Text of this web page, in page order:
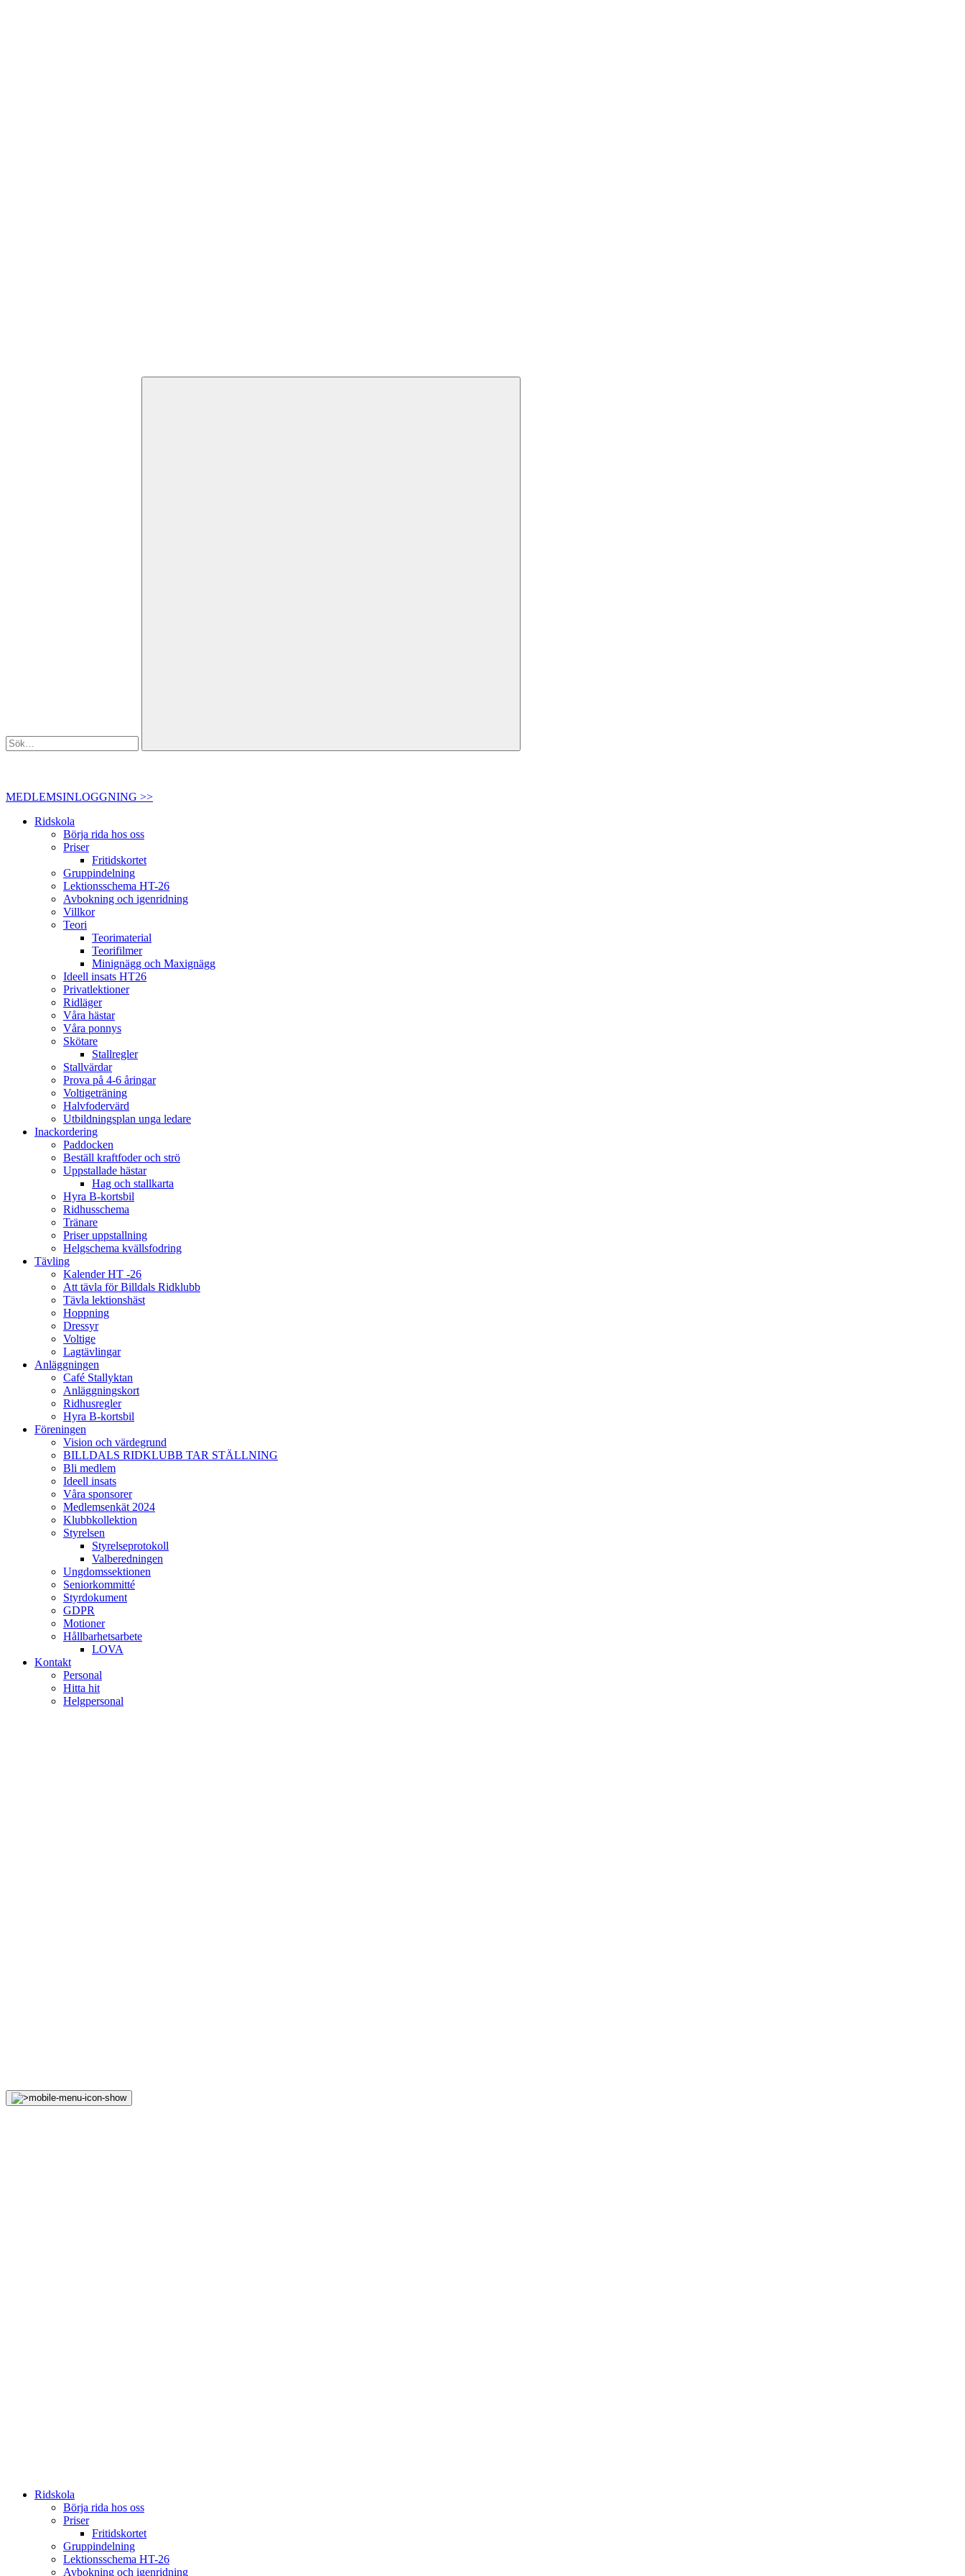
MEDLEMSINLOGGNING >>
Ridskola
Börja rida hos oss
Priser
Fritidskortet
Gruppindelning
Lektionsschema HT-26
Avbokning och igenridning
Villkor
Teori
Teorimaterial
Teorifilmer
Minignägg och Maxignägg
Ideell insats HT26
Privatlektioner
Ridläger
Våra hästar
Våra ponnys
Skötare
Stallregler
Stallvärdar
Prova på 4-6 åringar
Voltigeträning
Halvfodervärd
Utbildningsplan unga ledare
Inackordering
Paddocken
Beställ kraftfoder och strö
Uppstallade hästar
Hag och stallkarta
Hyra B-kortsbil
Ridhusschema
Tränare
Priser uppstallning
Helgschema kvällsfodring
Tävling
Kalender HT -26
Att tävla för Billdals Ridklubb
Tävla lektionshäst
Hoppning
Dressyr
Voltige
Lagtävlingar
Anläggningen
Café Stallyktan
Anläggningskort
Ridhusregler
Hyra B-kortsbil
Föreningen
Vision och värdegrund
BILLDALS RIDKLUBB TAR STÄLLNING
Bli medlem
Ideell insats
Våra sponsorer
Medlemsenkät 2024
Klubbkollektion
Styrelsen
Styrelseprotokoll
Valberedningen
Ungdomssektionen
Seniorkommitté
Styrdokument
GDPR
Motioner
Hållbarhetsarbete
LOVA
Kontakt
Personal
Hitta hit
Helgpersonal
Ridskola
Börja rida hos oss
Priser
Fritidskortet
Gruppindelning
Lektionsschema HT-26
Avbokning och igenridning